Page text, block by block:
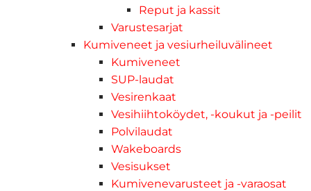
Reput ja kassit
Varustesarjat
Kumiveneet ja vesiurheiluvälineet
Kumiveneet
SUP-laudat
Vesirenkaat
Vesihiihtoköydet, -koukut ja -peilit
Polvilaudat
Wakeboards
Vesisukset
Kumivenevarusteet ja -varaosat